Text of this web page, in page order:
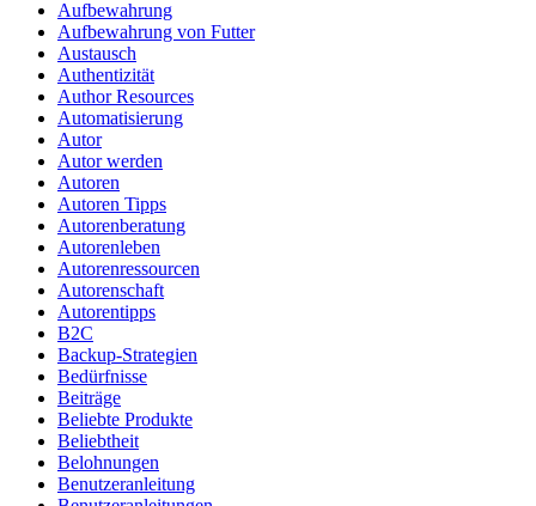
Aufbewahrung
Aufbewahrung von Futter
Austausch
Authentizität
Author Resources
Automatisierung
Autor
Autor werden
Autoren
Autoren Tipps
Autorenberatung
Autorenleben
Autorenressourcen
Autorenschaft
Autorentipps
B2C
Backup-Strategien
Bedürfnisse
Beiträge
Beliebte Produkte
Beliebtheit
Belohnungen
Benutzeranleitung